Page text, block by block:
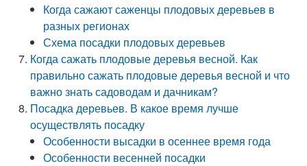
Когда сажают саженцы плодовых деревьев в
разных регионах
Схема посадки плодовых деревьев
Когда сажать плодовые деревья весной. Как
правильно сажать плодовые деревья весной и что
важно знать садоводам и дачникам?
Посадка деревьев. В какое время лучше
осуществлять посадку
Особенности высадки в осеннее время года
Особенности весенней посадки